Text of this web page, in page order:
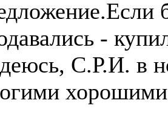
-
С.Р.И. в